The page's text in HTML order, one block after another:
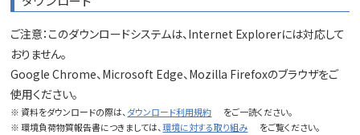
ご注意：このダウンロードシステムは、Internet Explorerには対応して
おりません。
Google Chrome、Microsoft Edge、Mozilla Firefoxのブラウザをご
使用ください。
※ 資料をダウンロードの際は、 ダウンロード利用規約
をご一読ください。
※ 環境負荷物質報告書につきましては、環境に対する取り組み
をご覧ください。